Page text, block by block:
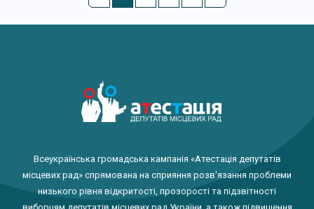
Всеукраїнська громадська кампанія «Атестація депутатів
місцевих рад» спрямована на сприяння розв'язання проблеми
низького рівня відкритості, прозорості та підзвітності